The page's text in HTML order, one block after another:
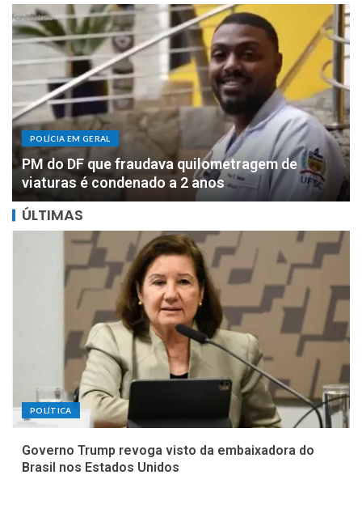
POLÍCIA EM GERAL
DOIS MILHÕES: PF apreende R$ 2 milhões com
motorista de parlamentar federal de Rondônia
ÚLTIMAS
POLÍTICA
Governo Trump revoga visto da embaixadora do
Brasil nos Estados Unidos